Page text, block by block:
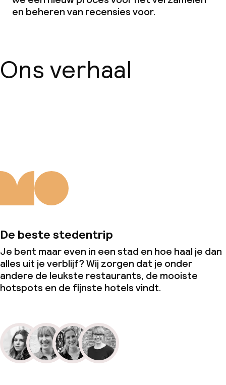
Speeltuin
Babysitservice
Zakelijke faciliteiten
Conferentieruimte
Vergaderruimte
Beleid
Overal rookvrij
en beheren van recensies voor.
Ons verhaal
De beste stedentrip
Je bent maar even in een stad en hoe haal je dan
alles uit je verblijf? Wij zorgen dat je onder
andere de leukste restaurants, de mooiste
hotspots en de fijnste hotels vindt.